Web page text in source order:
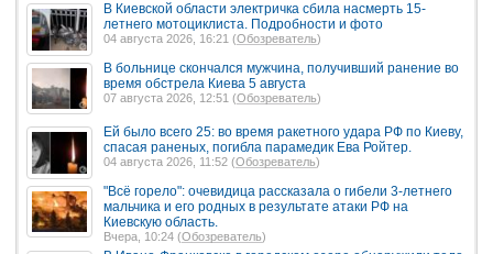
В Киевской области электричка сбила насмерть 15-
летнего мотоциклиста. Подробности и фото
04 августа 2026, 16:21 (Обозреватель)
В больнице скончался мужчина, получивший ранение во
время обстрела Киева 5 августа
07 августа 2026, 12:51 (Обозреватель)
Ей было всего 25: во время ракетного удара РФ по Киеву,
спасая раненых, погибла парамедик Ева Ройтер.
04 августа 2026, 11:52 (Обозреватель)
"Всё горело": очевидица рассказала о гибели 3-летнего
мальчика и его родных в результате атаки РФ на
Киевскую область.
Вчера, 10:24 (Обозреватель)